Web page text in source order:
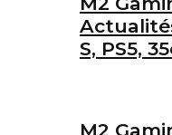
S, PS5,
M2